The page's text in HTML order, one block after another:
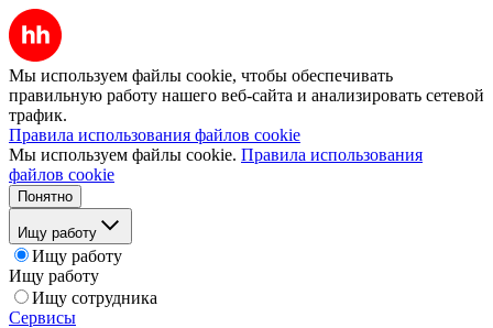
Мы используем файлы cookie, чтобы обеспечивать
правильную работу нашего веб-сайта и анализировать сетевой
трафик.
Правила использования файлов cookie
Мы используем файлы cookie. Правила использования
файлов cookie
Понятно
Ищу работу
Ищу работу
Ищу работу
Ищу сотрудника
Сервисы